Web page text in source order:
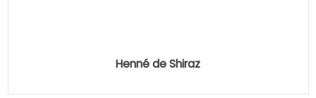
Henné de Shiraz